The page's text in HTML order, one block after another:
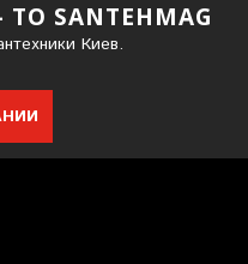
SANTEHMAG
Киев.